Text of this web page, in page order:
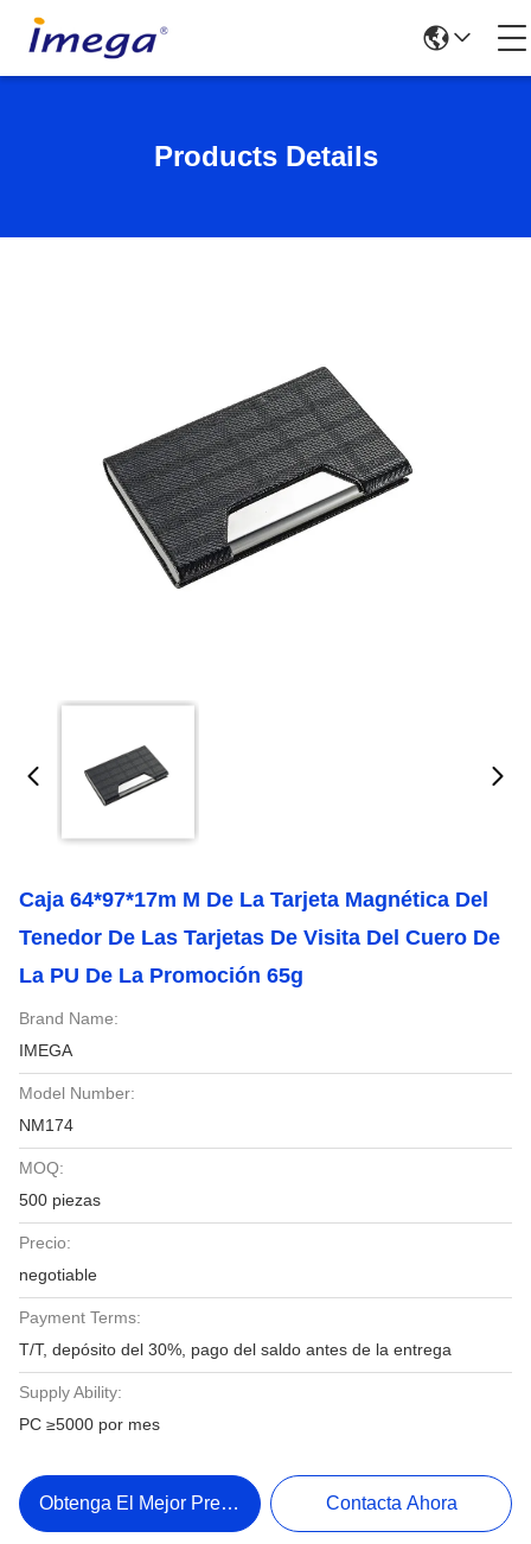
Products Details
Caja 64*97*17m M De La Tarjeta Magnética Del
Tenedor De Las Tarjetas De Visita Del Cuero De
La PU De La Promoción 65g
Brand Name:
IMEGA
Model Number:
NM174
MOQ:
500 piezas
Precio:
negotiable
Payment Terms:
T/T, depósito del 30%, pago del saldo antes de la entrega
Supply Ability:
PC ≥5000 por mes
Obtenga El Mejor Precio Contacta Ahora